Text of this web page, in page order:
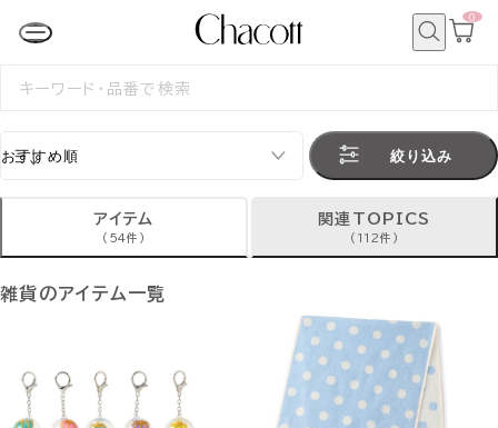
カ
0
検
絞り込み
アイテム
(54件)
関連TOPICS
(112件)
雑貨のアイテム一覧